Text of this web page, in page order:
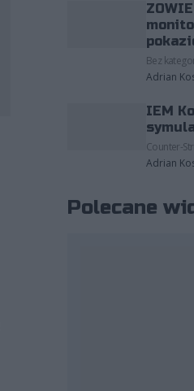
Bez
Adrian
IEM
Counter-
Adrian
Polecane